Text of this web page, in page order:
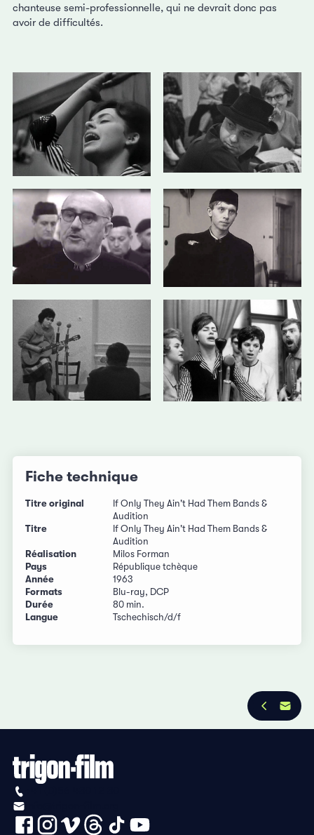
chanteuse semi-professionnelle, qui ne devrait donc pas
avoir de difficultés.
Fiche technique
Titre original
If Only They Ain't Had Them Bands &
Audition
Titre
If Only They Ain't Had Them Bands &
Audition
Réalisation
Milos Forman
Pays
République tchèque
Année
1963
Formats
Blu-ray, DCP
Durée
80 min.
Langue
Tschechisch/d/f